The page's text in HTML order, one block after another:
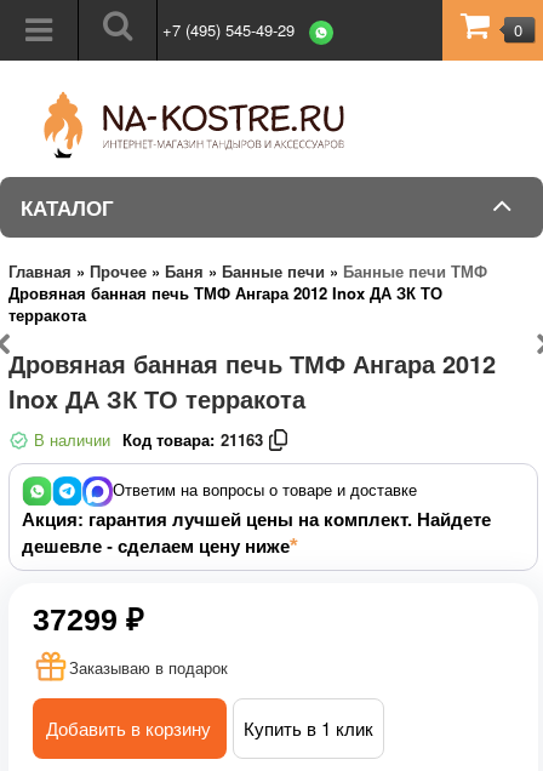
+7 (495) 545-49-29 0
КАТАЛОГ
Главная » Прочее » Баня » Банные печи » Банные печи ТМФ
Дровяная банная печь ТМФ Ангара 2012 Inox ДА ЗК ТО
терракота
Дровяная банная печь ТМФ Ангара 2012
Inox ДА ЗК ТО терракота
В наличии Код товара: 21163
Ответим на вопросы о товаре и доставке
Акция: гарантия лучшей цены на комплект. Найдете
дешевле - сделаем цену ниже
37299 ₽
Заказываю в подарок
Добавить в корзину Купить в 1 клик